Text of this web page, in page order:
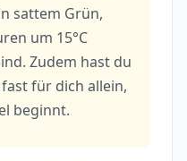
sattem Grün,
um 15°C
Zudem hast du
für dich allein,
beginnt.